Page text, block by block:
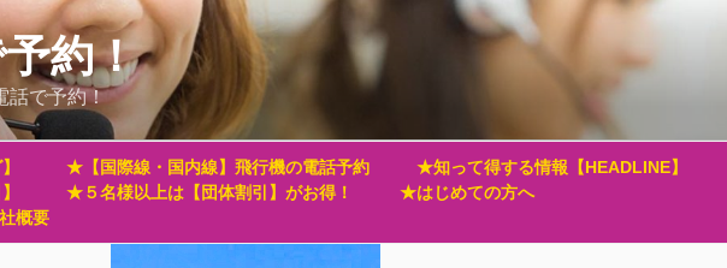
約！
話で予約！
★【国際線・国内線】飛行機の電話予約
★知って得する情報【HEADLINE】
★５名様以上は【団体割引】がお得！
★はじめての方へ
概要